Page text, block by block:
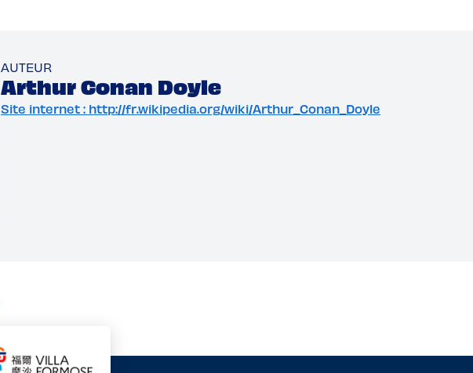
AUTEUR
Arthur Conan Doyle
Site internet : http://fr.wikipedia.org/wiki/Arthur_Conan_Doyle